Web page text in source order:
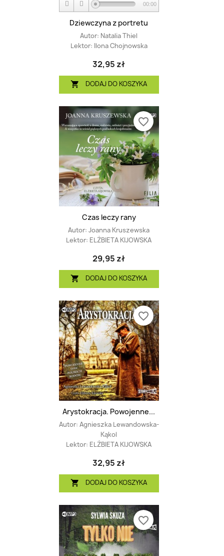
00:00
Dziewczyna z portretu
Autor: Natalia Thiel
Lektor: Ilona Chojnowska
32,95 zł
 DODAJ DO KOSZYKA
Czas leczy rany
Autor: Joanna Kruszewska
Lektor: ELŻBIETA KIJOWSKA
29,95 zł
 DODAJ DO KOSZYKA
favorite_border
Arystokracja. Powojenne...
Autor: Agnieszka Lewandowska-
Kąkol
Lektor: ELŻBIETA KIJOWSKA
32,95 zł
 DODAJ DO KOSZYKA
favorite_border
favorite_border